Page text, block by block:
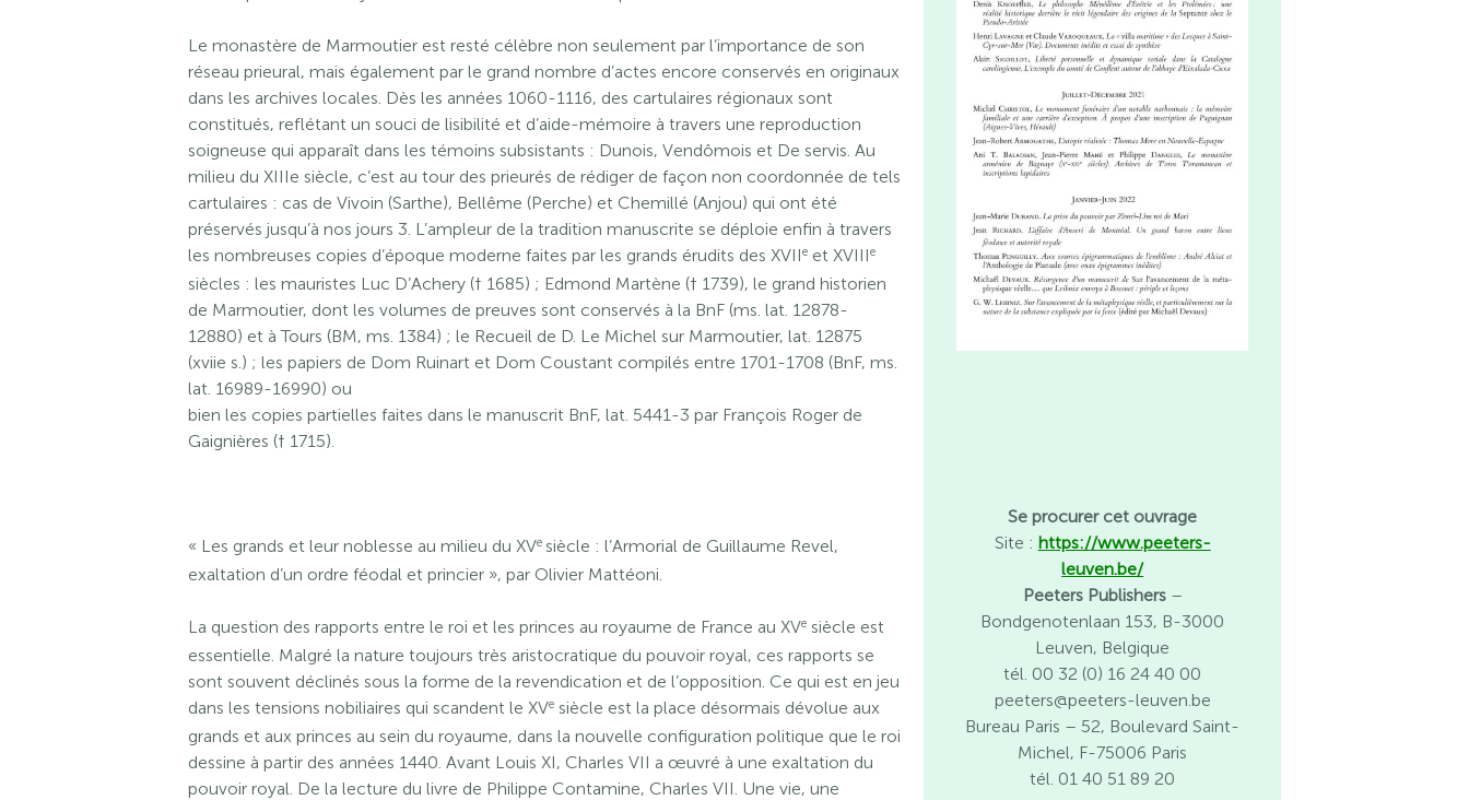
Le monastère de Marmoutier est resté célèbre non seulement par l’importance de son
réseau prieural, mais également par le grand nombre d’actes encore conservés en originaux
dans les archives locales. Dès les années 1060-1116, des cartulaires régionaux sont
constitués, reflétant un souci de lisibilité et d’aide-mémoire à travers une reproduction
soigneuse qui apparaît dans les témoins subsistants : Dunois, Vendômois et De servis. Au
milieu du XIIIe siècle, c’est au tour des prieurés de rédiger de façon non coordonnée de tels
cartulaires : cas de Vivoin (Sarthe), Bellême (Perche) et Chemillé (Anjou) qui ont été
préservés jusqu’à nos jours 3. L’ampleur de la tradition manuscrite se déploie enfin à travers
les nombreuses copies d’époque moderne faites par les grands érudits des XVIIe et XVIIIe
siècles : les mauristes Luc D’Achery († 1685) ; Edmond Martène († 1739), le grand historien
de Marmoutier, dont les volumes de preuves sont conservés à la BnF (ms. lat. 12878-
12880) et à Tours (BM, ms. 1384) ; le Recueil de D. Le Michel sur Marmoutier, lat. 12875
(xviie s.) ; les papiers de Dom Ruinart et Dom Coustant compilés entre 1701-1708 (BnF, ms.
lat. 16989-16990) ou
bien les copies partielles faites dans le manuscrit BnF, lat. 5441-3 par François Roger de
Gaignières († 1715).
« Les grands et leur noblesse au milieu du XVe siècle : l’Armorial de Guillaume Revel,
exaltation d’un ordre féodal et princier », par Olivier Mattéoni.
La question des rapports entre le roi et les princes au royaume de France au XVe siècle est
essentielle. Malgré la nature toujours très aristocratique du pouvoir royal, ces rapports se
sont souvent déclinés sous la forme de la revendication et de l’opposition. Ce qui est en jeu
dans les tensions nobiliaires qui scandent le XVe siècle est la place désormais dévolue aux
grands et aux princes au sein du royaume, dans la nouvelle configuration politique que le roi
dessine à partir des années 1440. Avant Louis XI, Charles VII a œuvré à une exaltation du
pouvoir royal. De la lecture du livre de Philippe Contamine, Charles VII. Une vie, une
Se procurer cet ouvrage
Site : https://www.peeters-
leuven.be/
Peeters Publishers–
Bondgenotenlaan 153, B-3000
Leuven, Belgique
tél. 00 32 (0) 16 24 40 00
peeters@peeters-leuven.be
Bureau Paris – 52, Boulevard Saint-
Michel, F-75006 Paris
tél. 01 40 51 89 20